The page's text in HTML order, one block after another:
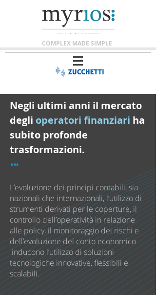
COMPLEX MADE SIMPLE
Negli ultimi anni il mercato
degli operatori finanziari ha
subito profonde
trasformazioni.
...
L’evoluzione dei principi contabili, sia
nazionali che internazionali, l’utilizzo di
strumenti derivati per le coperture, il
controllo dell’operatività in relazione
alle policy, il monitoraggio dei rischi e
dell’evoluzione del conto economico
inducono l’utilizzo di soluzioni
tecnologiche innovative, flessibili e
scalabili.